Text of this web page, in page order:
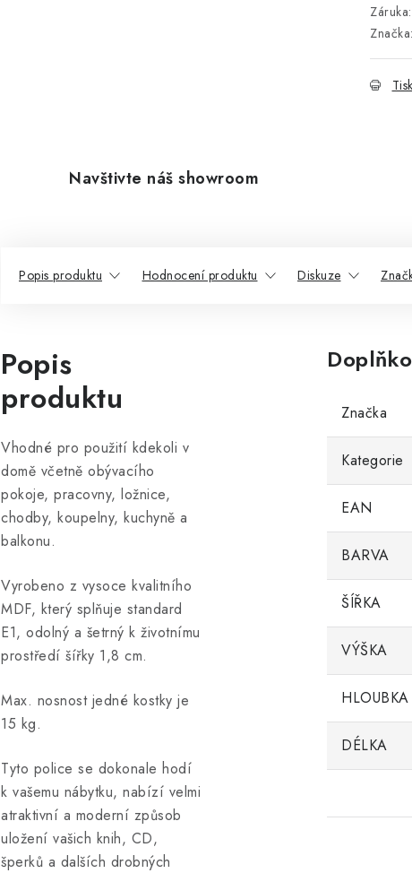
Záruka:
Navštivte náš showroom
Popis produktu Hodnocení produktu Diskuze
Popis
produktu
Vhodné pro použití kdekoli v
domě včetně obývacího
pokoje, pracovny, ložnice,
chodby, koupelny, kuchyně a
balkonu.
Vyrobeno z vysoce kvalitního
MDF, který splňuje standard
E1, odolný a šetrný k životnímu
prostředí šířky 1,8 cm.
Max. nosnost jedné kostky je
15 kg.
Tyto police se dokonale hodí
k vašemu nábytku, nabízí velmi
atraktivní a moderní způsob
uložení vašich knih, CD,
šperků a dalších drobných
Značka
Kategorie
EAN
BARVA
ŠÍŘKA
VÝŠKA
HLOUBKA
DÉLKA